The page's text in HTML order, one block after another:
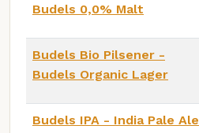
Budels 0,0% Malt
Budels Bio Pilsener -
Budels Organic Lager
Budels IPA - India Pale Ale